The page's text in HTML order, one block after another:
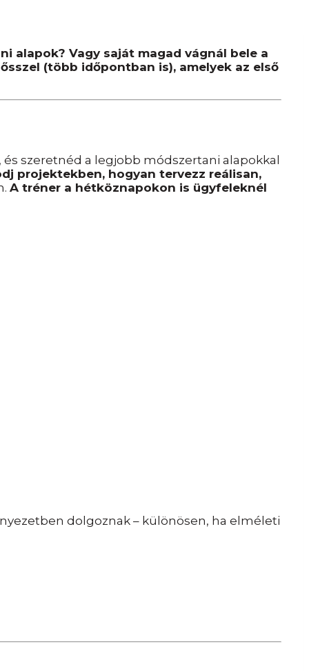
alapok? Vagy saját magad vágnál bele a
(több időpontban is), amelyek az első
szeretnéd a legjobb módszertani alapokkal
projektekben, hogyan tervezz reálisan,
A tréner a hétköznapokon is ügyfeleknél
dolgoznak – különösen, ha elméleti